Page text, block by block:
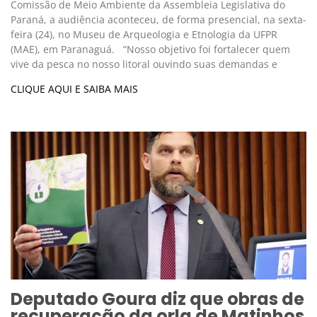
Comissão de Meio Ambiente da Assembleia Legislativa do
Paraná, a audiência aconteceu, de forma presencial, na sexta-
feira (24), no Museu de Arqueologia e Etnologia da UFPR
(MAE), em Paranaguá. “Nosso objetivo foi fortalecer quem
vive da pesca no nosso litoral ouvindo suas demandas e
CLIQUE AQUI E SAIBA MAIS
Deputado Goura diz que obras de